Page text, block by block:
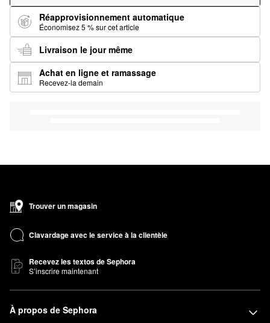
Réapprovisionnement automatique
Économisez 5 % sur cet article
Livraison le jour même
Achat en ligne et ramassage
Recevez-la demain
Trouver un magasin
Clavardage avec le service à la clientèle
Recevez les textos de Sephora
S’inscrire maintenant
À propos de Sephora